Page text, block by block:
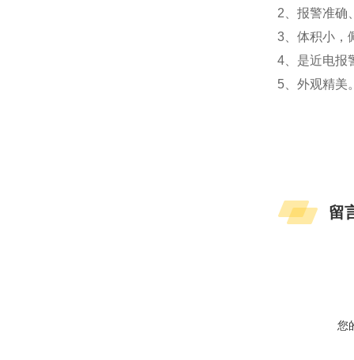
2、报警准确
3、体积小，
4、是近电报
5、外观精美
留
您